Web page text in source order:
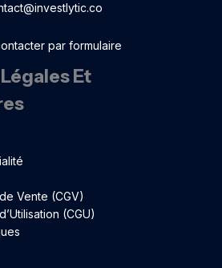
par formulaire
Et
Vente (CGV)
(CGU)